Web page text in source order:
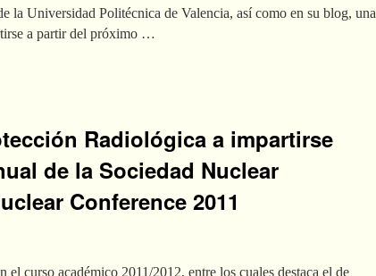
la Universidad Politécnica de Valencia, así como en su blog, una
a partir del próximo …
Radiológica a impartirse
de la Sociedad Nuclear
Conference 2011
curso académico 2011/2012, entre los cuales destaca el de